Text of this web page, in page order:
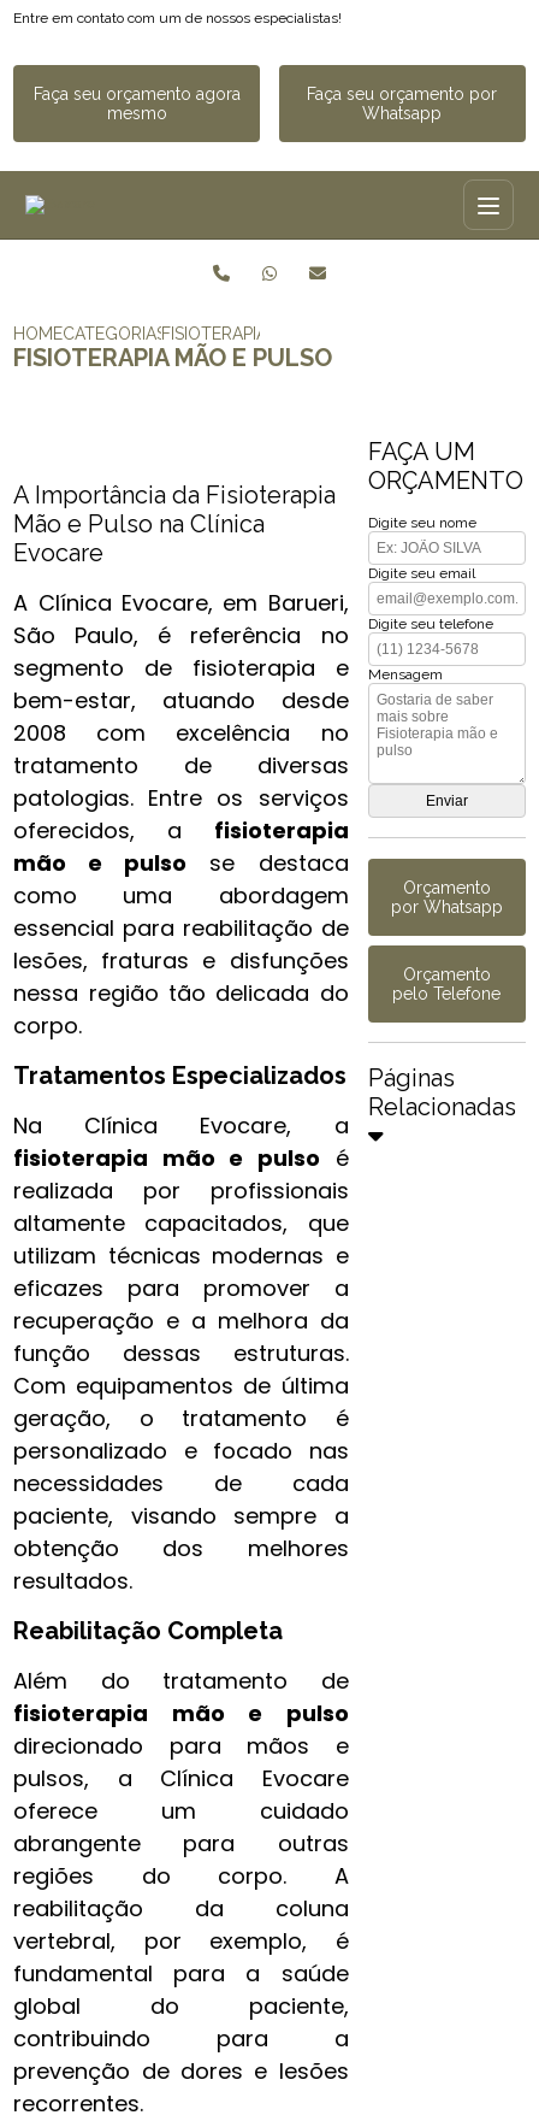
Entre em contato com um de nossos especialistas!
Faça seu orçamento agora
mesmo
Faça seu orçamento por
Whatsapp
HOMECATEGORIASFISIOTERAPIA MÃO E PULSO​
FISIOTERAPIA MÃO E PULSO​
A Importância da Fisioterapia
Mão e Pulso na Clínica
Evocare
A Clínica Evocare, em Barueri,
São Paulo, é referência no
segmento de fisioterapia e
bem-estar, atuando desde
2008 com excelência no
tratamento de diversas
patologias. Entre os serviços
oferecidos, a fisioterapia
mão e pulso​ se destaca
como uma abordagem
essencial para reabilitação de
lesões, fraturas e disfunções
nessa região tão delicada do
corpo.
Tratamentos Especializados
Na Clínica Evocare, a
fisioterapia mão e pulso​ é
realizada por profissionais
altamente capacitados, que
utilizam técnicas modernas e
eficazes para promover a
recuperação e a melhora da
função dessas estruturas.
Com equipamentos de última
geração, o tratamento é
personalizado e focado nas
necessidades de cada
paciente, visando sempre a
obtenção dos melhores
resultados.
Reabilitação Completa
Além do tratamento de
fisioterapia mão e pulso​
direcionado para mãos e
pulsos, a Clínica Evocare
oferece um cuidado
abrangente para outras
regiões do corpo. A
reabilitação da coluna
vertebral, por exemplo, é
fundamental para a saúde
global do paciente,
contribuindo para a
prevenção de dores e lesões
recorrentes.
FAÇA UM
ORÇAMENTO
Digite seu nome
Digite seu email
Digite seu telefone
Mensagem
Orçamento
por Whatsapp
Orçamento
pelo Telefone
Páginas
Relacionadas